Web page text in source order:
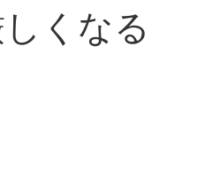
くなる